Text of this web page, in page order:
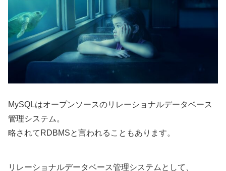
MySQLはオープンソースのリレーショナルデータベース
管理システム。
略されてRDBMSと言われることもあります。
リレーショナルデータベース管理システムとして、